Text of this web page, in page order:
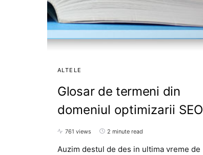
ALTELE
Glosar de termeni din
domeniul optimizarii SEO
761 views 2 minute read
Auzim destul de des in ultima vreme de